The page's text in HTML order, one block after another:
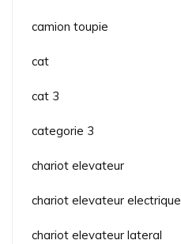
camion toupie
cat
cat 3
categorie 3
chariot elevateur
chariot elevateur electrique
chariot elevateur lateral